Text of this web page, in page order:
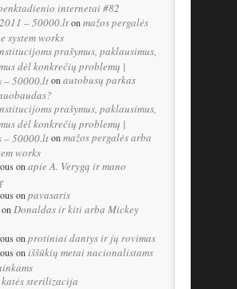
internetai #82
– 50000.lton mažos pergalės
system works
prašymus, paklausimus,
dėl konkrečių problemų |
– 50000.lton autobusų parkas
prašymus, paklausimus,
dėl konkrečių problemų |
– 50000.lton mažos pergalės arba
works
on apie A. Verygą ir mano
on pavasaris
on Donaldas ir kiti arba Mickey
on protiniai dantys ir jų rovimas
on iššūkių metai nacionalistams
katės sterilizacija